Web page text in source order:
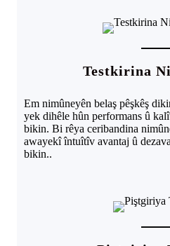
Testkirina
Em nimûneyên belaş pêşkêş
yek dihêle hûn performans û
bikin. Bi rêya ceribandina
awayekî întuîtîv avantaj û
bikin..